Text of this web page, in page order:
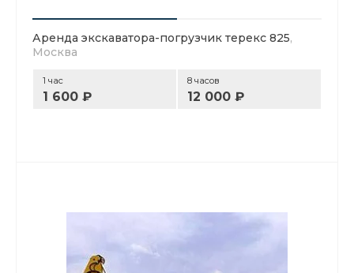
Аренда экскаватора-погрузчик терекс 825,
Москва
1 час
1 600 ₽
8 часов
12 000 ₽